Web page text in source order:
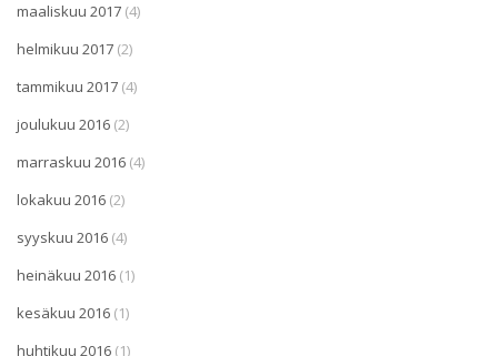
maaliskuu 2017 (4)
helmikuu 2017 (2)
tammikuu 2017 (4)
joulukuu 2016 (2)
marraskuu 2016 (4)
lokakuu 2016 (2)
syyskuu 2016 (4)
heinäkuu 2016 (1)
kesäkuu 2016 (1)
huhtikuu 2016 (1)